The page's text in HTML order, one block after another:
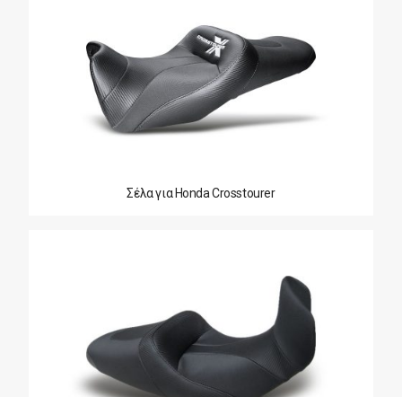
Σέλα για Honda Crosstourer